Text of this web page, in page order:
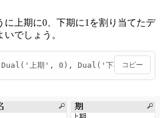
に上期に0、下期に1を割り当てたデ
でしょう。
Dual('上期', 0), Dual('下期', 1))
コピー